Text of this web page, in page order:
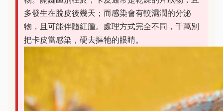
多發生在脫皮後幾天；而感染會有較濕潤的分泌
物，且可能伴隨紅腫。處理方式完全不同，千萬別
把卡皮當感染，硬去摳牠的眼睛。